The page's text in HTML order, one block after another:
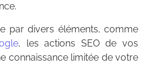
par divers éléments, comme
, les actions SEO de vos
connaissance limitée de votre